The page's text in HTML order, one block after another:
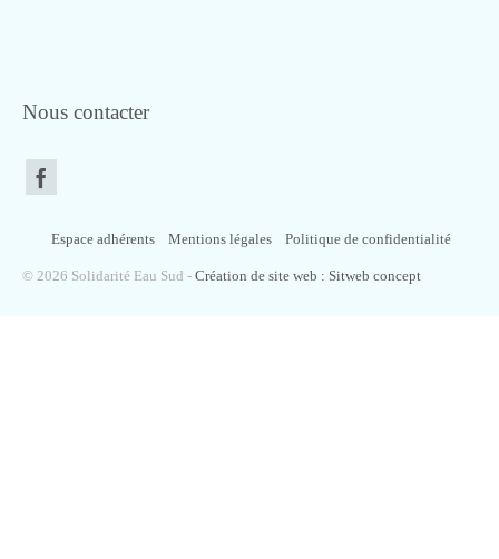
Nous contacter
Espace adhérents Mentions légales Politique de confidentialité
© 2026 Solidarité Eau Sud - Création de site web : Sitweb concept